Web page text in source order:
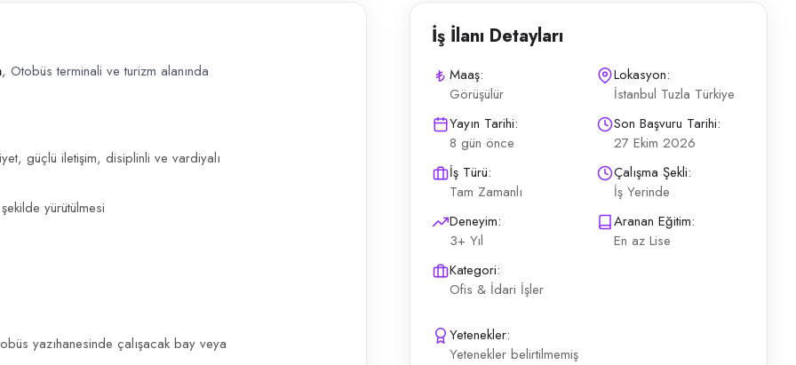
ve turizm alanında görev alacak deneyimli bir Ofis Personeli arıyor. Bilet satışı ve terminal operasyonları Otobüs yazıhanesi
, Otobüs terminali ve turizm alanında
güçlü iletişim, disiplinli ve vardiyalı
yürütülmesi
yazıhanesinde çalışacak bay veya
İş İlanı Detayları
Maaş:
Görüşülür
Lokasyon:
İstanbul Tuzla Türkiye
Yayın Tarihi:
8 gün önce
Son Başvuru Tarihi:
27 Ekim 2026
İş Türü:
Tam Zamanlı
Çalışma Şekli:
İş Yerinde
Deneyim:
3+ Yıl
Aranan Eğitim:
En az Lise
Kategori:
Ofis & İdari İşler
Yetenekler:
Yetenekler belirtilmemiş